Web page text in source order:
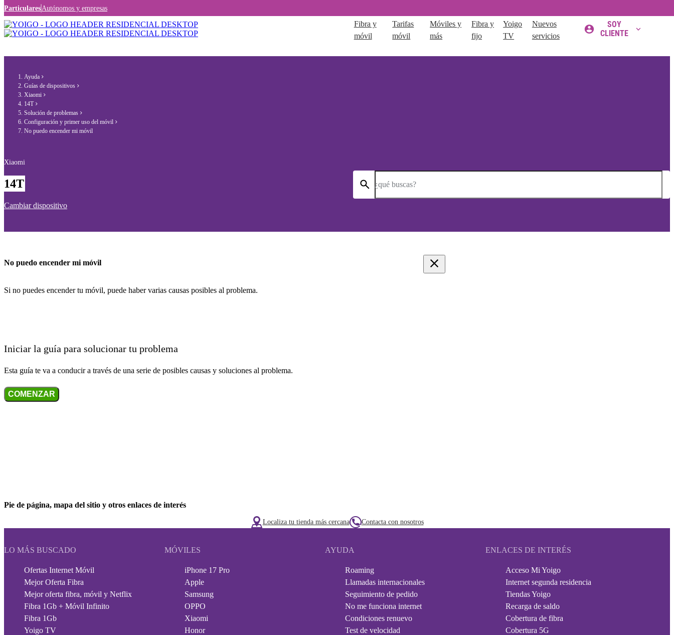
Particulares Autónomos y empresas
Fibra y
móvil
Tarifas
móvil
Móviles y
más
Fibra y
fijo
Yoigo
TV
Nuevos
servicios
SOY
CLIENTE
Ayuda
Guías de dispositivos
Xiaomi
14T
Solución de problemas
Configuración y primer uso del móvil
No puedo encender mi móvil
Xiaomi
14T
Cambiar dispositivo
¿qué buscas?
No puedo encender mi móvil
Si no puedes encender tu móvil, puede haber varias causas posibles al problema.
Iniciar la guía para solucionar tu problema
Esta guía te va a conducir a través de una serie de posibles causas y soluciones al problema.
COMENZAR
Pie de página, mapa del sitio y otros enlaces de interés
Localiza tu tienda más cercana Contacta con nosotros
LO MÁS BUSCADO
Ofertas Internet Móvil
Mejor Oferta Fibra
Mejor oferta fibra, móvil y Netflix
Fibra 1Gb + Móvil Infinito
Fibra 1Gb
Yoigo TV
MÓVILES
iPhone 17 Pro
Apple
Samsung
OPPO
Xiaomi
Honor
AYUDA
Roaming
Llamadas internacionales
Seguimiento de pedido
No me funciona internet
Condiciones renuevo
Test de velocidad
ENLACES DE INTERÉS
Acceso Mi Yoigo
Internet segunda residencia
Tiendas Yoigo
Recarga de saldo
Cobertura de fibra
Cobertura 5G